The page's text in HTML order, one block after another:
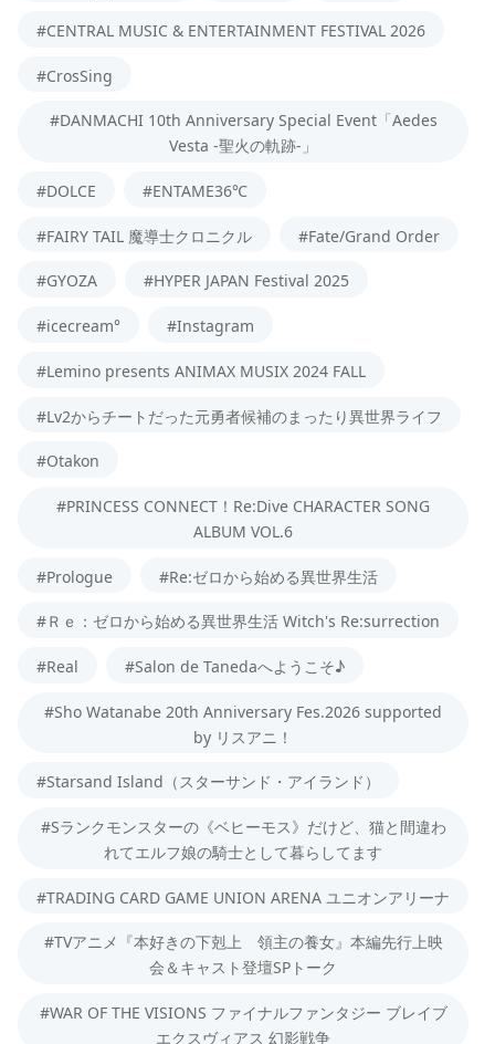
#CENTRAL MUSIC & ENTERTAINMENT FESTIVAL 2026
#CrosSing
#DANMACHI 10th Anniversary Special Event「Aedes
Vesta -聖火の軌跡-」
#DOLCE #ENTAME36℃
#FAIRY TAIL 魔導士クロニクル #Fate/Grand Order
#GYOZA #HYPER JAPAN Festival 2025
#icecream° #Instagram
#Lemino presents ANIMAX MUSIX 2024 FALL
#Lv2からチートだった元勇者候補のまったり異世界ライフ
#Otakon
#PRINCESS CONNECT！Re:Dive CHARACTER SONG
ALBUM VOL.6
#Prologue #Re:ゼロから始める異世界生活
#Ｒｅ：ゼロから始める異世界生活 Witch's Re:surrection
#Real #Salon de Tanedaへようこそ♪
#Sho Watanabe 20th Anniversary Fes.2026 supported
by リスアニ！
#Starsand Island（スターサンド・アイランド）
#Sランクモンスターの《ベヒーモス》だけど、猫と間違わ
れてエルフ娘の騎士として暮らしてます
#TRADING CARD GAME UNION ARENA ユニオンアリーナ
#TVアニメ『本好きの下剋上 領主の養女』本編先行上映
会＆キャスト登壇SPトーク
#WAR OF THE VISIONS ファイナルファンタジー ブレイブ
エクスヴィアス 幻影戦争